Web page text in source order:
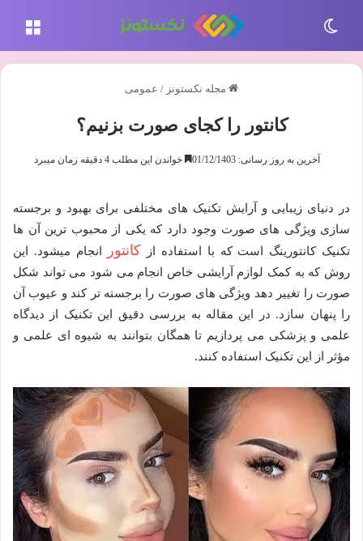
مجله نکستونز / عمومی
کانتور را کجای صورت بزنیم؟
آخرین به روز رسانی: 01/12/1403 خواندن این مطلب 4 دقیقه زمان میبرد
در دنیای زیبایی و آرایش تکنیک های مختلفی برای بهبود و برجسته
سازی ویژگی های صورت وجود دارد که یکی از محبوب ترین آن ها
تکنیک کانتورینگ است که با استفاده از کانتور
انجام میشود. این
روش که به کمک لوازم آرایشی خاص انجام می شود می تواند شکل
صورت را تغییر دهد ویژگی های صورت را برجسته تر کند و عیوب آن
را پنهان سازد. در این مقاله به بررسی دقیق این تکنیک از دیدگاه
علمی و پزشکی می پردازیم تا همگان بتوانند به شیوه ای علمی و
مؤثر از این تکنیک استفاده کنند.